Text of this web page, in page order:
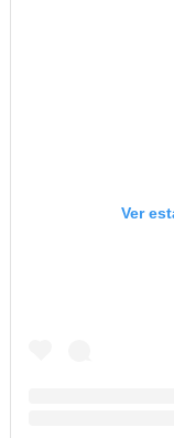
Ver